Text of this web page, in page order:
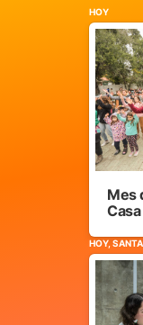
HOY
Mes
HOY,